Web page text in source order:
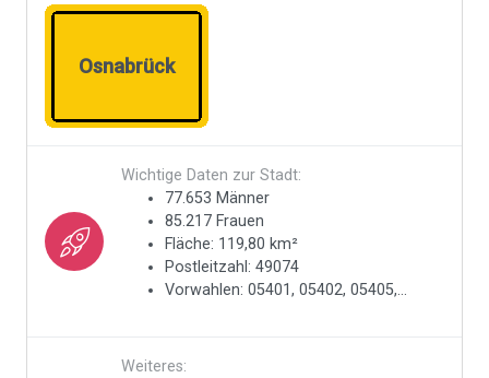
Osnabrück
Wichtige Daten zur Stadt:
77.653 Männer
85.217 Frauen
Fläche: 119,80 km²
Postleitzahl: 49074
Vorwahlen: 05401, 05402, 05405,...
Weiteres: